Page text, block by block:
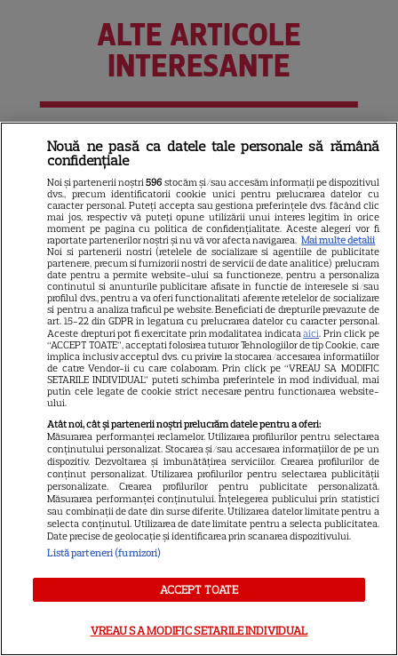
ALTE ARTICOLE
INTERESANTE
9
VEDETE STRĂINE
Meryl Streep, gest
impresionant pentru Anne
Hathaway și Emily Blunt la
„Diavolul se îmbracă de la
Prada 2”. Ce salarii ar fi primit
actrițele
VEDETE STRĂINE
Tom Holland, decizie radicală
pentru noul său film! Ce
promisiune a făcut actorul
după momentele virale în care
a făcut senzație prin dans
SKYSHOWTIME
Scarlett Johansson și Kristin
Scott Thomas, din nou mamă
și fiică pe ecran în „My
Mother's Wedding”. Când
apare filmul pe SkyShowtime
Nouă ne pasă ca datele tale personale să rămână
confidențiale
Noi și partenerii noștri596 stocăm și/sau accesăm informații pe dispozitivul
dvs., precum identificatorii cookie unici pentru prelucrarea datelor cu
caracter personal. Puteți accepta sau gestiona preferințele dvs. făcând clic
mai jos, respectiv vă puteți opune utilizării unui interes legitim în orice
moment pe pagina cu politica de confidențialitate. Aceste alegeri vor fi
raportate partenerilor noștri și nu vă vor afecta navigarea. Mai multe detalii
Noi si partenerii nostri (retelele de socializare si agentiile de publicitate
partenere, precum si furnizorii nostri de servicii de date analitice) prelucram
date pentru a permite website-ului sa functioneze, pentru a personaliza
continutul si anunturile publicitare afisate in functie de interesele si/sau
profilul dvs., pentru a va oferi functionalitati aferente retelelor de socializare
si pentru a analiza traficul pe website. Beneficiati de drepturile prevazute de
art. 15-22 din GDPR in legatura cu prelucrarea datelor cu caracter personal.
Aceste drepturi pot fi exercitate prin modalitatea indicataaici. Prin click pe
“ACCEPT TOATE”, acceptati folosirea tuturor Tehnologiilor de tip Cookie, care
implica inclusiv acceptul dvs. cu privire la stocarea/accesarea informatiilor
de catre Vendor-ii cu care colaboram. Prin click pe “VREAU SA MODIFIC
SETARILE INDIVIDUAL” puteti schimba preferintele in mod individual, mai
putin cele legate de cookie strict necesare pentru functionarea website-
ului.
Atât noi, cât și partenerii noștri prelucrăm datele pentru a oferi:
Măsurarea performanței reclamelor. Utilizarea profilurilor pentru selectarea
conținutului personalizat. Stocarea și/sau accesarea informațiilor de pe un
dispozitiv. Dezvoltarea și îmbunătățirea serviciilor. Crearea profilurilor de
conținut personalizat. Utilizarea profilurilor pentru selectarea publicității
personalizate. Crearea profilurilor pentru publicitate personalizată.
Măsurarea performanței conținutului. Înțelegerea publicului prin statistici
sau combinații de date din surse diferite. Utilizarea datelor limitate pentru a
selecta conținutul. Utilizarea de date limitate pentru a selecta publicitatea.
Date precise de geolocație și identificarea prin scanarea dispozitivului.
Listă parteneri (furnizori)
ACCEPT TOATE
VREAU SA MODIFIC SETARILE INDIVIDUAL